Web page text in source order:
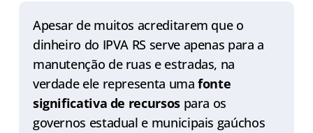
Apesar de muitos acreditarem que o
dinheiro do IPVA RS serve apenas para a
manutenção de ruas e estradas, na
verdade ele representa umafonte
significativa de recursospara os
governos estadual e municipais gaúchos